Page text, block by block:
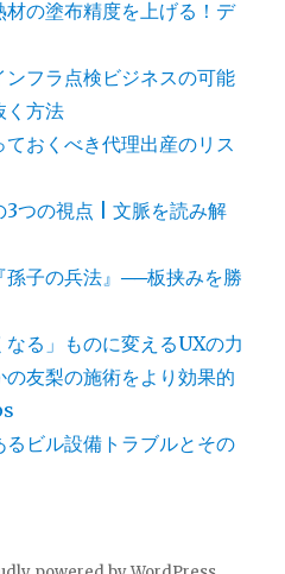
の塗布精度を上げる！デ
フラ点検ビジネスの可能
く方法
おくべき代理出産のリス
3つの視点 | 文脈を読み解
孫子の兵法』──板挟みを勝
る」ものに変えるUXの力
友梨の施術をより効果的
ビル設備トラブルとその